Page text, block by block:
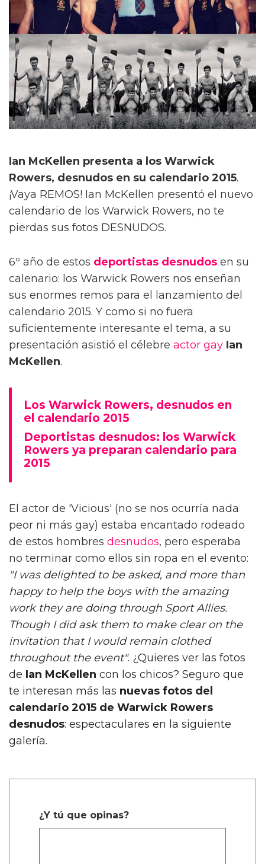
Ian McKellen presenta a los Warwick
Rowers, desnudos en su calendario 2015.
¡Vaya REMOS! Ian McKellen presentó el nuevo
calendario de los Warwick Rowers, no te
pierdas sus fotos DESNUDOS.
6º año de estos deportistas desnudos en su
calenario: los Warwick Rowers nos enseñan
sus enormes remos para el lanzamiento del
calendario 2015. Y como si no fuera
suficientemente interesante el tema, a su
presentación asistió el célebre actor gay Ian
McKellen.
Los Warwick Rowers, desnudos en
el calendario 2015
Deportistas desnudos: los Warwick
Rowers ya preparan calendario para
2015
El actor de 'Vicious' (no se nos ocurría nada
peor ni más gay) estaba encantado rodeado
de estos hombres desnudos, pero esperaba
no terminar como ellos sin ropa en el evento:
"I was delighted to be asked, and more than
happy to help the boys with the amazing
work they are doing through Sport Allies.
Though I did ask them to make clear on the
invitation that I would remain clothed
throughout the event". ¿Quieres ver las fotos
de Ian McKellen con los chicos? Seguro que
te interesan más las nuevas fotos del
calendario 2015 de Warwick Rowers
desnudos: espectaculares en la siguiente
galería.
¿Y tú que opinas?